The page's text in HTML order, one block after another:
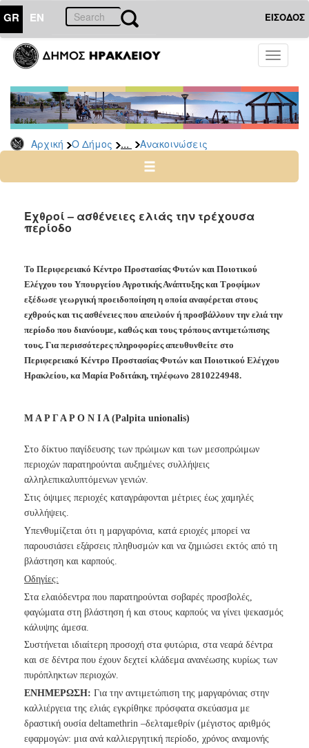
GR EN ΕΙΣΟΔΟΣ
Toggle
Αρχική Ο Δήμος ... Ανακοινώσεις
ΔΗΜΟΣ
Υπηρεσίες
&
Φορείς
Δημοτικές
Υπηρεσίες
Ηλεκτρονική
Διακυβέρνηση
Επιτροπές
Αγροτική
Ανάπτυξη
Ανακοινώσεις
Προγράμματα
Προσχολική
Αγωγή
Κέντρο
ΤΟΠΟΣ
ΠΟΛΙΤΙΣΜΟΣ
ΑΝΘΕΚΤΙΚΗ
ΠΟΛΗ
Εχθροί – ασθένειες ελιάς την τρέχουσα
περίοδο
Το Περιφερειακό Κέντρο Προστασίας Φυτών και Ποιοτικού
Ελέγχου του Υπουργείου Αγροτικής Ανάπτυξης και Τροφίμων
εξέδωσε γεωργική προειδοποίηση η οποία αναφέρεται στους
εχθρούς και τις ασθένειες που απειλούν ή προσβάλλουν την ελιά την
περίοδο που διανύουμε, καθώς και τους τρόπους αντιμετώπισης
τους. Για περισσότερες πληροφορίες απευθυνθείτε στο
Περιφερειακό Κέντρο Προστασίας Φυτών και Ποιοτικού Ελέγχου
Ηρακλείου, κα Μαρία Ροδιτάκη, τηλέφωνο 2810224948.
Μ Α Ρ Γ Α Ρ Ο Ν Ι Α (Palpita unionalis)
Στο δίκτυο παγίδευσης των πρώιμων και των μεσοπρώιμων
περιοχών παρατηρούνται αυξημένες συλλήψεις
αλληλεπικαλυπτόμενων γενιών.
Στις όψιμες περιοχές καταγράφονται μέτριες έως χαμηλές
συλλήψεις.
Υπενθυμίζεται ότι η μαργαρόνια, κατά εριοχές μπορεί να
παρουσιάσει εξάρσεις πληθυσμών και να ζημιώσει εκτός από τη
βλάστηση και καρπούς.
Οδηγίες:
Στα ελαιόδεντρα που παρατηρούνται σοβαρές προσβολές,
φαγώματα στη βλάστηση ή και στους καρπούς να γίνει ψεκασμός
κάλυψης άμεσα.
Συστήνεται ιδιαίτερη προσοχή στα φυτώρια, στα νεαρά δέντρα
και σε δέντρα που έχουν δεχτεί κλάδεμα ανανέωσης κυρίως των
πυρόπληκτων περιοχών.
ΕΝΗΜΕΡΩΣΗ: Για την αντιμετώπιση της μαργαρόνιας στην
καλλιέργεια της ελιάς εγκρίθηκε πρόσφατα σκεύασμα με
δραστική ουσία deltamethrin –δελταμεθρίν (μέγιστος αριθμός
εφαρμογών: μια ανά καλλιεργητική περίοδο, χρόνος αναμονής